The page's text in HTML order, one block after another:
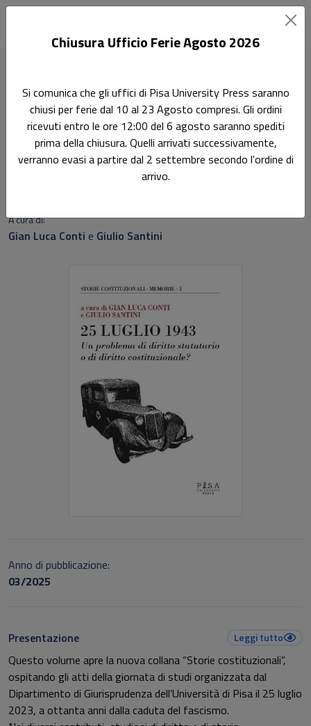
Ricerca
25 luglio 1943
Un problema di diritto statutario o di diritto
A cura di:
Gian Luca Conti e Giulio Santini
Anno di pubblicazione:
03/2025
Presentazione Leggi tutto
Questo volume apre la nuova collana “Storie costituzionali”,
ospitando gli atti della giornata di studi organizzata dal
Dipartimento di Giurisprudenza dell’Università di Pisa il 25 luglio
2023, a ottanta anni dalla caduta del fascismo.
Chiusura Ufficio Ferie Agosto 2026
Si comunica che gli uffici di Pisa University Press saranno
chiusi per ferie dal 10 al 23 Agosto compresi. Gli ordini
ricevuti entro le ore 12:00 del 6 agosto saranno spediti
prima della chiusura. Quelli arrivati successivamente,
verranno evasi a partire dal 2 settembre secondo l'ordine di
arrivo.